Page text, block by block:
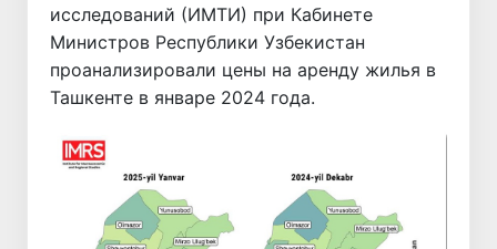
исследований (ИМТИ) при Кабинете
Министров Республики Узбекистан
проанализировали цены на аренду жилья в
Ташкенте в январе 2024 года.